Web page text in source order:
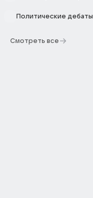
Политические дебаты
Смотреть все